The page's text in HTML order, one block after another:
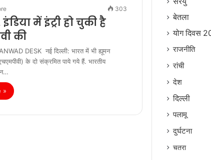
303
में इंट्री हो चुकी है
की
DESK नई दिल्ली: भारत में भी ह्यूमन
के दो संक्रमित पाये गये हैं. भारतीय
»
सरयु
बेतला
योग दिवस
राजनीति
रांची
देश
दिल्‍ली
पलामू
दुर्घटना
चतरा